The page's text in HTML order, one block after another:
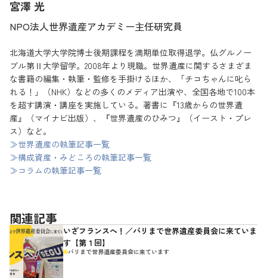
宮澤 光
NPO法人世界遺産アカデミー主任研究員
北海道大学大学院博士後期課程を満期単位取得退学。仏グルノー
ブル第Ⅱ大学留学。2008年より現職。世界遺産に関するさまざま
な書籍の編集・執筆・監修を手掛けるほか、「チコちゃんに叱ら
れる！」（NHK）などの多くのメディア出演や、全国各地で100本
を超す講演・講座を実施している。著書に『13歳からの世界遺
産』（マイナビ出版）、『世界遺産のひみつ』（イースト・プレ
ス）など。
≫世界遺産の執筆記事一覧
≫構成資産・みどころの執筆記事一覧
≫コラムの執筆記事一覧
関連記事
いざフランスへ！／パリまで世界遺産委員会に来ていま
す【第１回】
パリまで世界遺産委員会に来ています